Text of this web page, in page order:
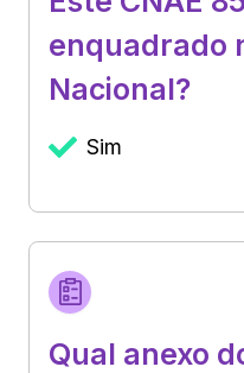
enquadrado
Nacional?
Sim
Qual anexo